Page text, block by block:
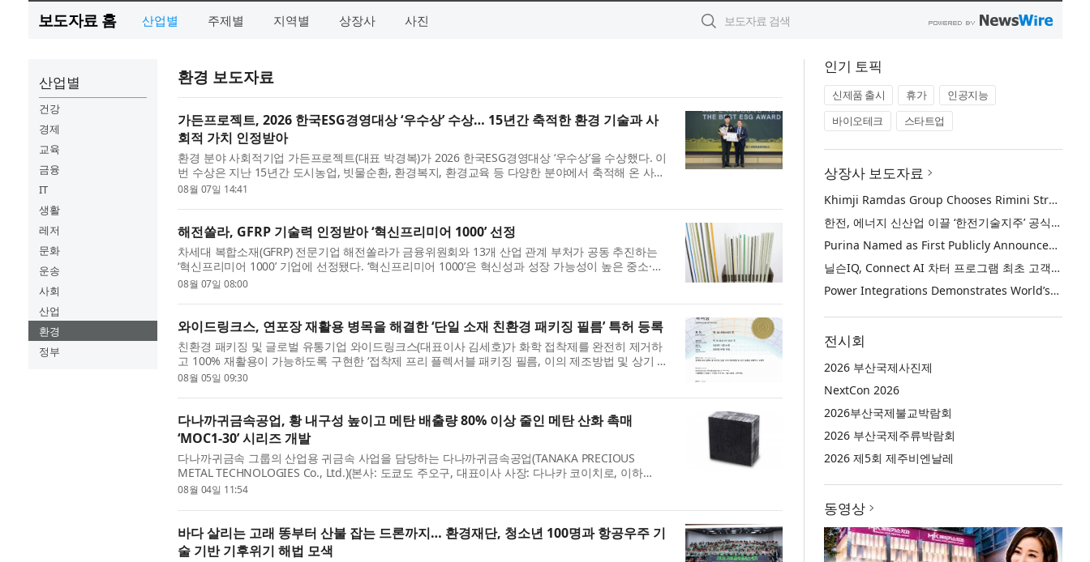
보도자료 홈 산업별 주제별 지역별 상장사 사진
산업별
건강
경제
교육
금융
IT
생활
레저
문화
운송
사회
산업
환경
정부
환경 보도자료
가든프로젝트, 2026 한국ESG경영대상 ‘우수상’ 수상… 15년간 축적한 환경 기술과 사
회적 가치 인정받아
환경 분야 사회적기업 가든프로젝트(대표 박경복)가 2026 한국ESG경영대상 ‘우수상’을 수상했다. 이
번 수상은 지난 15년간 도시농업, 빗물순환, 환경복지, 환경교육 등 다양한 분야에서 축적해 온 사회
적 가치 실천과 환경 기술이 종합적으로 평가받은 결과다. 가든...
08월 07일 14:41
해전쏠라, GFRP 기술력 인정받아 ‘혁신프리미어 1000’ 선정
차세대 복합소재(GFRP) 전문기업 해전쏠라가 금융위원회와 13개 산업 관계 부처가 공동 추진하는
‘혁신프리미어 1000’ 기업에 선정됐다. ‘혁신프리미어 1000’은 혁신성과 성장 가능성이 높은 중소·중
견기업을 발굴해 금융 및 정책 지원을 연계하는 정부 대표 기업 육...
08월 07일 08:00
와이드링크스, 연포장 재활용 병목을 해결한 ‘단일 소재 친환경 패키징 필름’ 특허 등록
친환경 패키징 및 글로벌 유통기업 와이드링크스(대표이사 김세호)가 화학 접착제를 완전히 제거하
고 100% 재활용이 가능하도록 구현한 ‘접착제 프리 플렉서블 패키징 필름, 이의 제조방법 및 상기 필
름을 포함하는 포장지’ 특허를 등록했다. 이번 특허는 우레탄이나...
08월 05일 09:30
다나까귀금속공업, 황 내구성 높이고 메탄 배출량 80% 이상 줄인 메탄 산화 촉매
‘MOC1-30’ 시리즈 개발
다나까귀금속 그룹의 산업용 귀금속 사업을 담당하는 다나까귀금속공업(TANAKA PRECIOUS
METAL TECHNOLOGIES Co., Ltd.)(본사: 도쿄도 주오구, 대표이사 사장: 다나카 코이치로, 이하
TANAKA)이 황(S) 내구성이 우수하고 장기간 높은 정화 성능을 유지하는 메탄 산화...
08월 04일 11:54
바다 살리는 고래 똥부터 산불 잡는 드론까지… 환경재단, 청소년 100명과 항공우주 기
술 기반 기후위기 해법 모색
인기 토픽
신제품 출시 휴가
인공지능
바이오테크
스타트업
상장사 보도자료
Khimji Ramdas Group Chooses Rimini Street to Reduce SAP Support Costs, Protect 700+ Customizations and Reinvest Savings in Innovation
한전, 에너지 신산업 이끌 ‘한전기술지주’ 공식 출범
Purina Named as First Publicly Announced NIQ ConnectAI Charter Client
닐슨IQ, Connect AI 차터 프로그램 최초 고객사 ‘퓨리나’ 선정
Power Integrations Demonstrates World’s First 2200 V GaN Technology for Next-Era High-Voltage Power Systems
전시회
2026 부산국제사진제
NextCon 2026
2026부산국제불교박람회
2026 부산국제주류박람회
2026 제5회 제주비엔날레
동영상